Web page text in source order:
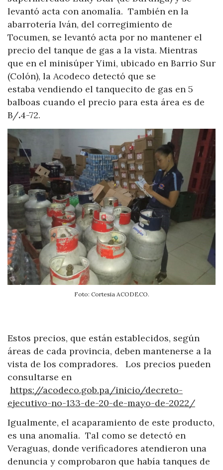
levantó acta con anomalía. También en la
abarrotería Iván, del corregimiento de
Tocumen, se levantó acta por no mantener el
precio del tanque de gas a la vista. Mientras
que en el minisúper Yimi, ubicado en Barrio Sur
(Colón), la Acodeco detectó que se
estaba vendiendo el tanquecito de gas en 5
balboas cuando el precio para esta área es de
B/.4-72.
Foto: Cortesia ACODECO.
Estos precios, que están establecidos, según
áreas de cada provincia, deben mantenerse a la
vista de los compradores. Los precios pueden
consultarse en
https://acodeco.gob.pa/inicio/decreto-
ejecutivo-no-133-de-20-de-mayo-de-2022/
Igualmente, el acaparamiento de este producto,
es una anomalía. Tal como se detectó en
Veraguas, donde verificadores atendieron una
denuncia y comprobaron que había tanques de